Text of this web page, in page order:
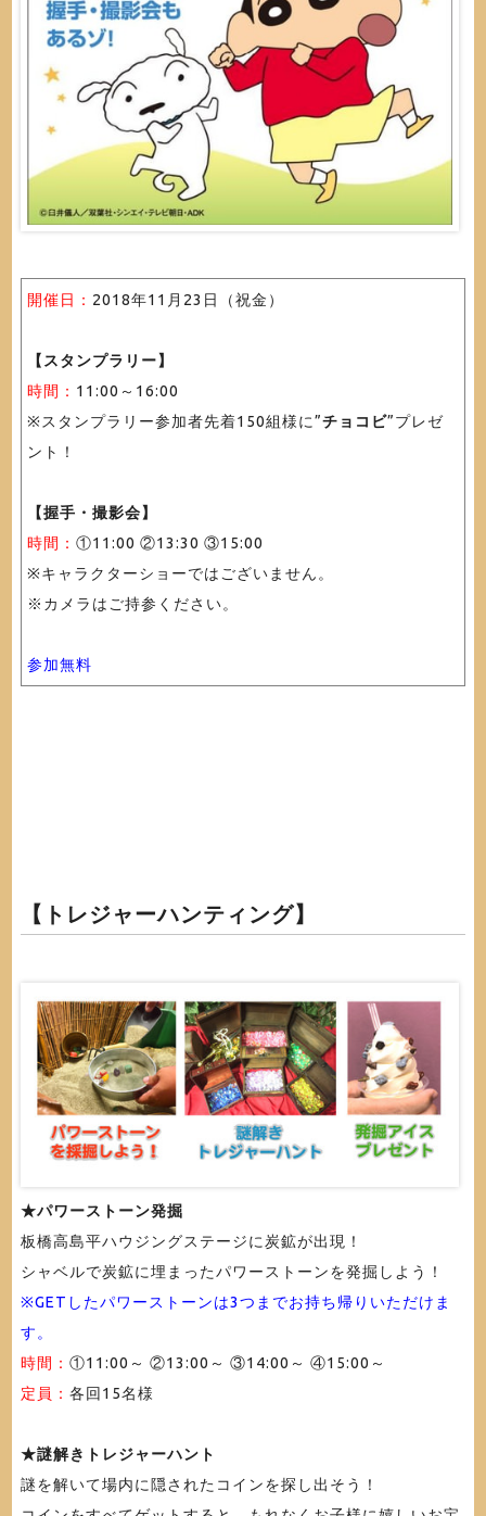
開催日： 2018年11月23日（祝金）
【スタンプラリー】
時間： 11:00～16:00
※スタンプラリー参加者先着150組様に”チョコビ”プレゼ
ント！
【握手・撮影会】
時間： ①11:00 ②13:30 ③15:00
※キャラクターショーではございません。
※カメラはご持参ください。
参加無料
【トレジャーハンティング】
★パワーストーン発掘
板橋高島平ハウジングステージに炭鉱が出現！
シャベルで炭鉱に埋まったパワーストーンを発掘しよう！
※GETしたパワーストーンは3つまでお持ち帰りいただけま
す。
時間： ①11:00～ ②13:00～ ③14:00～ ④15:00～
定員： 各回15名様
★謎解きトレジャーハント
謎を解いて場内に隠されたコインを探し出そう！